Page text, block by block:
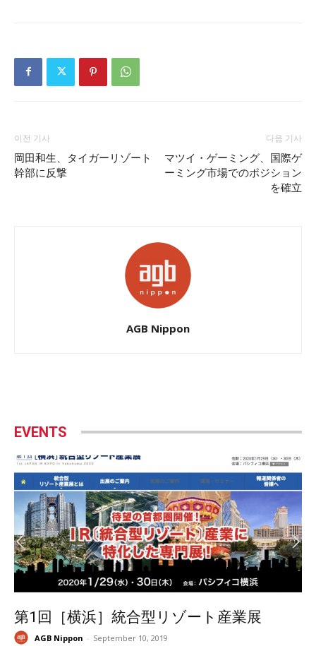
이전 기사
岡田和生、タイガーリゾート
幹部に反撃
다음 기사
マツイ・ゲーミング、国際ゲ
ーミング市場でのポジション
を確立
AGB Nippon
EVENTS
第1回［横浜］統合型リゾート産業展
AGB Nippon - September 10, 2019